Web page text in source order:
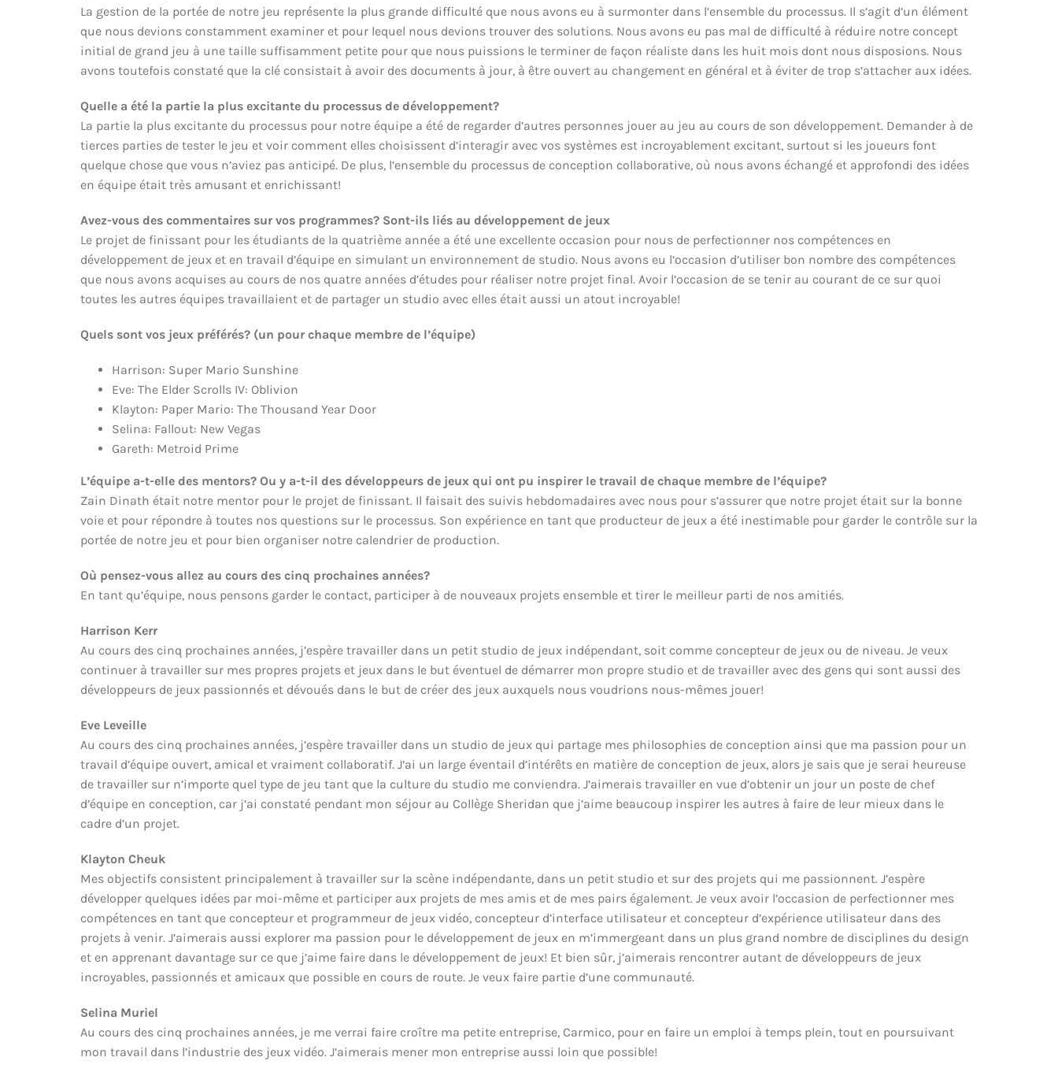
La gestion de la portée de notre jeu représente la plus grande difficulté que nous avons eu à surmonter dans l’ensemble du processus. Il s’agit d’un élément
que nous devions constamment examiner et pour lequel nous devions trouver des solutions. Nous avons eu pas mal de difficulté à réduire notre concept
initial de grand jeu à une taille suffisamment petite pour que nous puissions le terminer de façon réaliste dans les huit mois dont nous disposions. Nous
avons toutefois constaté que la clé consistait à avoir des documents à jour, à être ouvert au changement en général et à éviter de trop s’attacher aux idées.
Quelle a été la partie la plus excitante du processus de développement?
La partie la plus excitante du processus pour notre équipe a été de regarder d’autres personnes jouer au jeu au cours de son développement. Demander à de
tierces parties de tester le jeu et voir comment elles choisissent d’interagir avec vos systèmes est incroyablement excitant, surtout si les joueurs font
quelque chose que vous n’aviez pas anticipé. De plus, l’ensemble du processus de conception collaborative, où nous avons échangé et approfondi des idées
en équipe était très amusant et enrichissant!
Avez-vous des commentaires sur vos programmes? Sont-ils liés au développement de jeux
Le projet de finissant pour les étudiants de la quatrième année a été une excellente occasion pour nous de perfectionner nos compétences en
développement de jeux et en travail d’équipe en simulant un environnement de studio. Nous avons eu l’occasion d’utiliser bon nombre des compétences
que nous avons acquises au cours de nos quatre années d’études pour réaliser notre projet final. Avoir l’occasion de se tenir au courant de ce sur quoi
toutes les autres équipes travaillaient et de partager un studio avec elles était aussi un atout incroyable!
Quels sont vos jeux préférés? (un pour chaque membre de l’équipe)
Harrison: Super Mario Sunshine
Eve: The Elder Scrolls IV: Oblivion
Klayton: Paper Mario: The Thousand Year Door
Selina: Fallout: New Vegas
Gareth: Metroid Prime
L’équipe a-t-elle des mentors? Ou y a-t-il des développeurs de jeux qui ont pu inspirer le travail de chaque membre de l’équipe?
Zain Dinath était notre mentor pour le projet de finissant. Il faisait des suivis hebdomadaires avec nous pour s’assurer que notre projet était sur la bonne
voie et pour répondre à toutes nos questions sur le processus. Son expérience en tant que producteur de jeux a été inestimable pour garder le contrôle sur la
portée de notre jeu et pour bien organiser notre calendrier de production.
Où pensez-vous allez au cours des cinq prochaines années?
En tant qu’équipe, nous pensons garder le contact, participer à de nouveaux projets ensemble et tirer le meilleur parti de nos amitiés.
Harrison Kerr
Au cours des cinq prochaines années, j’espère travailler dans un petit studio de jeux indépendant, soit comme concepteur de jeux ou de niveau. Je veux
continuer à travailler sur mes propres projets et jeux dans le but éventuel de démarrer mon propre studio et de travailler avec des gens qui sont aussi des
développeurs de jeux passionnés et dévoués dans le but de créer des jeux auxquels nous voudrions nous-mêmes jouer!
Eve Leveille
Au cours des cinq prochaines années, j’espère travailler dans un studio de jeux qui partage mes philosophies de conception ainsi que ma passion pour un
travail d’équipe ouvert, amical et vraiment collaboratif. J’ai un large éventail d’intérêts en matière de conception de jeux, alors je sais que je serai heureuse
de travailler sur n’importe quel type de jeu tant que la culture du studio me conviendra. J’aimerais travailler en vue d’obtenir un jour un poste de chef
d’équipe en conception, car j’ai constaté pendant mon séjour au Collège Sheridan que j’aime beaucoup inspirer les autres à faire de leur mieux dans le
cadre d’un projet.
Klayton Cheuk
Mes objectifs consistent principalement à travailler sur la scène indépendante, dans un petit studio et sur des projets qui me passionnent. J’espère
développer quelques idées par moi-même et participer aux projets de mes amis et de mes pairs également. Je veux avoir l’occasion de perfectionner mes
compétences en tant que concepteur et programmeur de jeux vidéo, concepteur d’interface utilisateur et concepteur d’expérience utilisateur dans des
projets à venir. J’aimerais aussi explorer ma passion pour le développement de jeux en m’immergeant dans un plus grand nombre de disciplines du design
et en apprenant davantage sur ce que j’aime faire dans le développement de jeux! Et bien sûr, j’aimerais rencontrer autant de développeurs de jeux
incroyables, passionnés et amicaux que possible en cours de route. Je veux faire partie d’une communauté.
Selina Muriel
Au cours des cinq prochaines années, je me verrai faire croître ma petite entreprise, Carmico, pour en faire un emploi à temps plein, tout en poursuivant
mon travail dans l’industrie des jeux vidéo. J’aimerais mener mon entreprise aussi loin que possible!